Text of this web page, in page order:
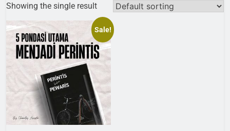
Showing the single result
Sale!